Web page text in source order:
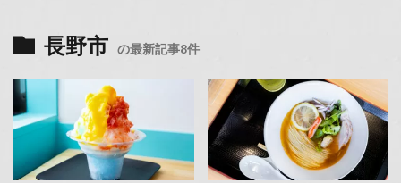
長野市 の最新記事8件